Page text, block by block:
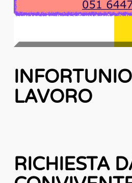
INFORTUNIO
LAVORO
RICHIESTA